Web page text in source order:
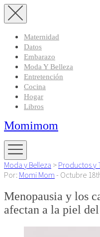
Maternidad
Datos
Embarazo
Moda Y Belleza
Entretención
Cocina
Hogar
Libros
Momimom
Moda y Belleza > Productos y
Por: Momi Mom - Octubre
Menopausia y los
afectan a la piel